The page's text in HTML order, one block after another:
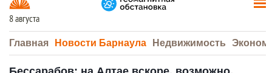
8 августа
Главная Новости Барнаула Недвижимость